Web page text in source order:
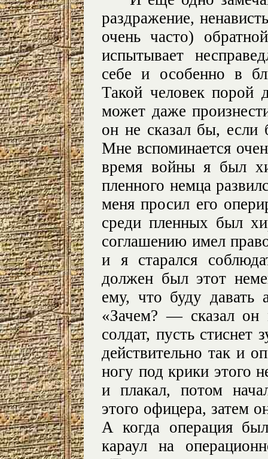
раздражение,
очень часто)
испытывает
себе и особенно в
Такой человек порой
может даже
он не сказал бы, если
Мне вспоминается
время войны я был
пленного немца
меня просил его
среди пленных был
соглашению имел
и я старался
должен был этот
ему, что буду давать
«Зачем? — сказал
солдат, пусть
действительно так и
ногу под крики этого
и плакал, потом
этого офицера, затем
А когда операция
караул на